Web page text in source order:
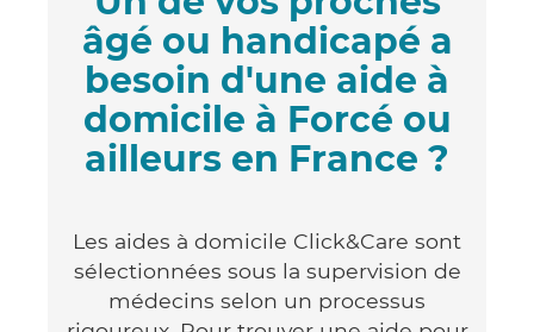
âgé ou handicapé a
besoin d'une aide à
domicile à Forcé ou
ailleurs en France ?
Les aides à domicile Click&Care sont
sélectionnées sous la supervision de
médecins selon un processus